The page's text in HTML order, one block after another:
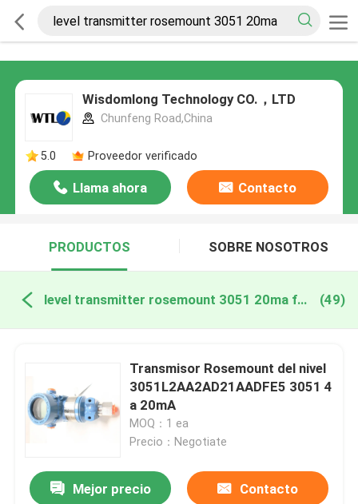
Wisdomlong Technology CO.，LTD
Chunfeng Road,China
5.0 Proveedor verificado
Llama ahora Contacto
PRODUCTOS SOBRE NOSOTROS
level transmitter rosemount 3051 20ma fabricación en línea (49)
Transmisor Rosemount del nivel
3051L2AA2AD21AADFE5 3051 4
a 20mA
MOQ：1 ea
Precio：Negotiate
Mejor precio Contacto